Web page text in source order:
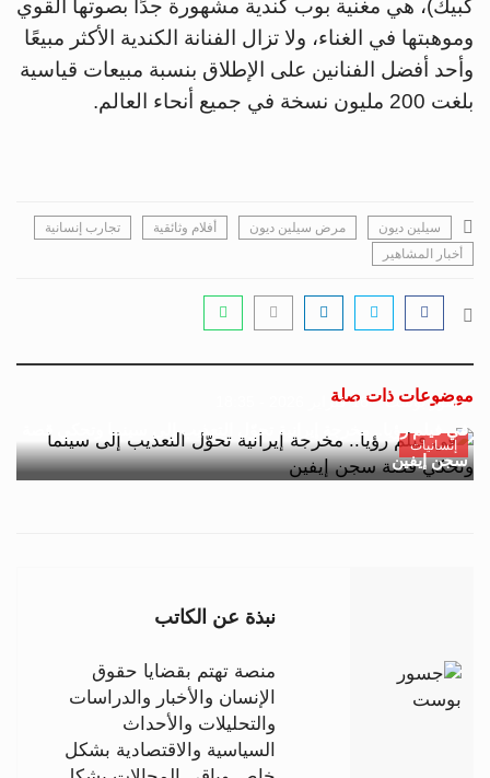
كبيك)، هي مغنية بوب كندية مشهورة جدًا بصوتها القوي
وموهبتها في الغناء، ولا تزال الفنانة الكندية الأكثر مبيعًا
وأحد أفضل الفنانين على الإطلاق بنسبة مبيعات قياسية
بلغت 200 مليون نسخة في جميع أنحاء العالم.
سيلين ديون مرض سيلين ديون أفلام وثائقية
تجارب إنسانية
أخبار المشاهير
موضوعات ذات صلة
إنسانيات
جسور بوست 16 فبراير 2026 - 18:35
في فيلم رؤيا.. مخرجة إيرانية تحوّل التعذيب إلى سينما وتحكي قصة
سجن إيفين
نبذة عن الكاتب
منصة تهتم بقضايا حقوق
الإنسان والأخبار والدراسات
والتحليلات والأحداث
السياسية والاقتصادية بشكل